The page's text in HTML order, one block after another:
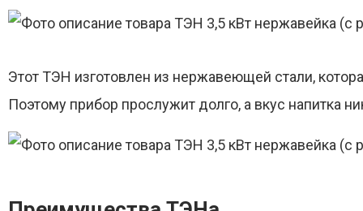
Этот ТЭН изготовлен из нержавеющей стали,
Поэтому прибор прослужит долго, а вкус напитка